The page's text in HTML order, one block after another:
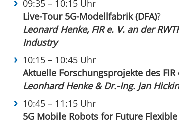
09:35 – 10:15 Uhr
Live-Tour 5G-Modellfabrik (DFA)?
Leonard Henke, FIR e. V. an der
Industry
10:15 – 10:45 Uhr
Aktuelle Forschungsprojekte des FIR
Leonhard Henke & Dr.-Ing. Jan
10:45 – 11:15 Uhr
5G Mobile Robots for Future